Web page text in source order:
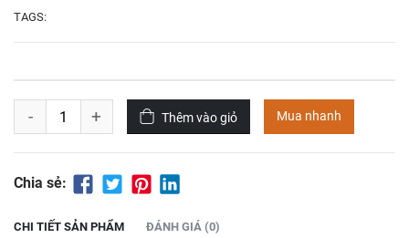
TAGS:
- + Thêm vào giỏ Mua nhanh
Chia sẻ:
CHI TIẾT SẢN PHẨM ĐÁNH GIÁ (0)
Tencel-28-3-23
1.176.000₫
1.300.000₫
Bộ chăn ga gối vải